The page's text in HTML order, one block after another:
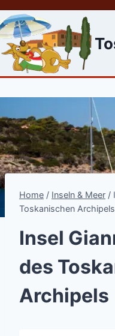
Skip
to
content
Home / Inseln & Meer /
Toskanischen Archipels
Insel
des
Archipels